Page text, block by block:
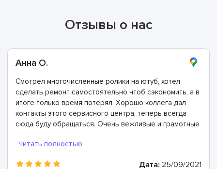
Отзывы о нас
Анна О.
Смотрел многочисленные ролики на ютуб, хотел
сделать ремонт самостоятельно чтоб сэкономить, а в
итоге только время потерял. Хорошо коллега дал
контакты этого сервисного центра, теперь всегда
сюда буду обращаться. Очень вежливые и грамотные
гарантию.
Дата: 25/09/2021